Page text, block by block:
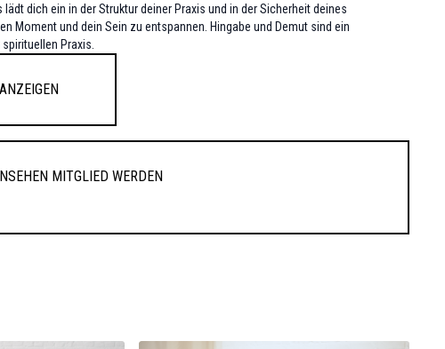
lädt dich ein in der Struktur deiner Praxis und in der Sicherheit deines
Moment und dein Sein zu entspannen. Hingabe und Demut sind ein
Praxis.
Mitglied werden